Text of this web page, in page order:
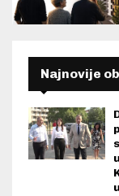
Najnovije